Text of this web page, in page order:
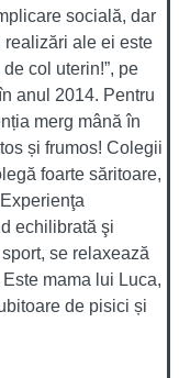
socială, dar
realizări ale ei este
col uterin!”, pe
anul 2014. Pentru
merg mână în
și frumos! Colegii
foarte săritoare,
echilibrată şi
se relaxează
mama lui Luca,
de pisici și